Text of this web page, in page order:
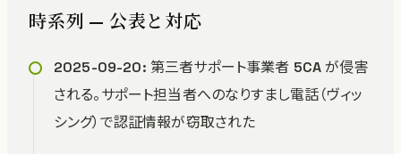
時系列 — 公表と対応
2025-09-20: 第三者サポート事業者 5CA が侵害
される。サポート担当者へのなりすまし電話（ヴィッ
シング）で認証情報が窃取された